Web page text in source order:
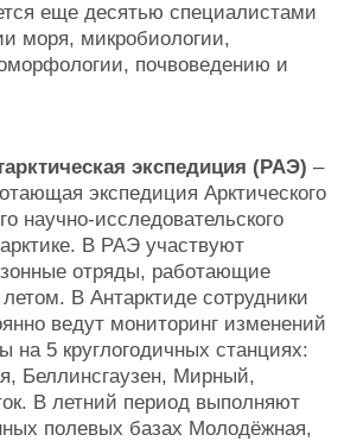
еще десятью специалистами
моря, микробиологии,
почвоведению и
экспедиция (РАЭ) –
экспедиция Арктического
научно-исследовательского
В РАЭ участвуют
отряды, работающие
В Антарктиде сотрудники
ведут мониторинг изменений
на 5 круглогодичных станциях:
Беллинсгаузен, Мирный,
В летний период выполняют
полевых базах Молодёжная,